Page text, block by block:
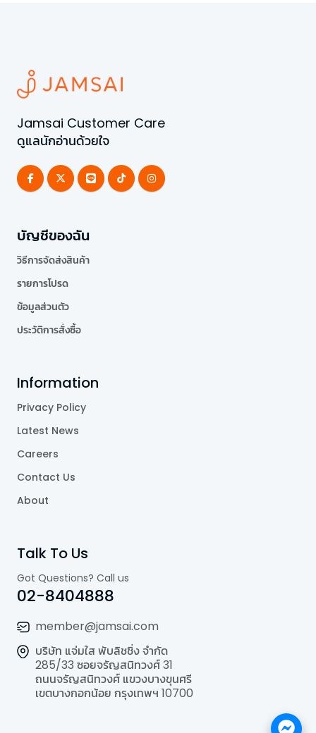
Jamsai Customer Care
ดูแลนักอ่านด้วยใจ
บัญชีของฉัน
วิธีการจัดส่งสินค้า
รายการโปรด
ข้อมูลส่วนตัว
ประวัติการสั่งซื้อ
Information
Privacy Policy
Latest News
Careers
Contact Us
About
Talk To Us
Got Questions? Call us
02-8404888
member@jamsai.com
บริษัท แจ่มใส พับลิชชิ่ง จำกัด
285/33 ซอยจรัญสนิทวงศ์ 31
ถนนจรัญสนิทวงศ์ แขวงบางขุนศรี
เขตบางกอกน้อย กรุงเทพฯ 10700